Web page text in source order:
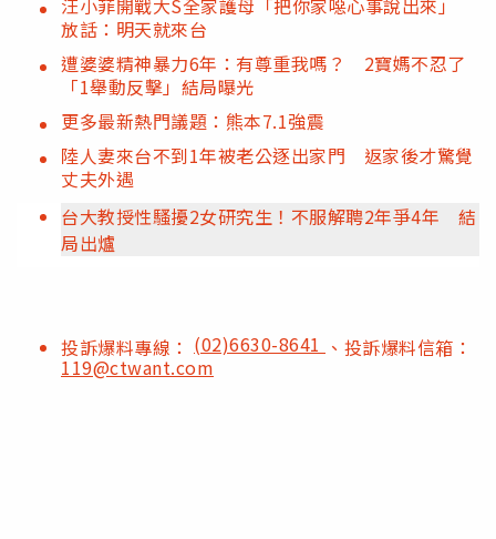
汪小菲開戰大S全家護母「把你家噁心事說出來」
放話：明天就來台
遭婆婆精神暴力6年：有尊重我嗎？ 2寶媽不忍了
「1舉動反擊」結局曝光
更多最新熱門議題：熊本7.1強震
陸人妻來台不到1年被老公逐出家門 返家後才驚覺
丈夫外遇
台大教授性騷擾2女研究生！不服解聘2年爭4年 結
局出爐
投訴爆料專線： (02)6630-8641 、投訴爆料信箱：
119@ctwant.com